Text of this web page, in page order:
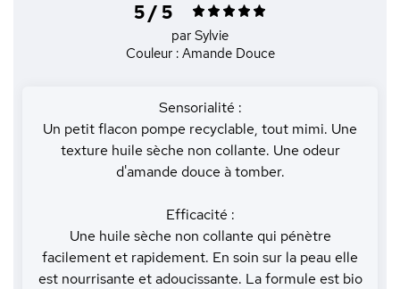
5 / 5
par Sylvie
Couleur : Amande Douce
Sensorialité :
Un petit flacon pompe recyclable, tout mimi. Une
texture huile sèche non collante. Une odeur
d'amande douce à tomber.
Efficacité :
Une huile sèche non collante qui pénètre
facilement et rapidement. En soin sur la peau elle
est nourrisante et adoucissante. La formule est bio